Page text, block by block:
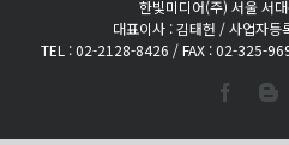
한빛미디어(주) 서울 서
대표이사 : 김태헌 / 사업자
TEL : 02-2128-8426 / FAX : 02-325-